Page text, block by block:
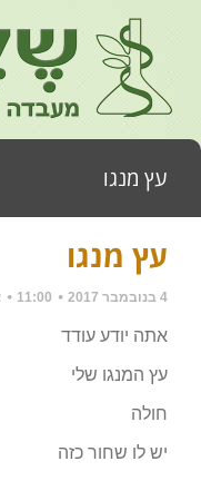
עץ מנגו
עץ מנגו
4 בנובמבר 2017 11:00
אתה יודע עודד
עץ המנגו שלי
חולה
יש לו שחור כזה